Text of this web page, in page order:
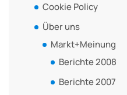
Cookie Policy
Über uns
Markt+Meinung
Berichte 2008
Berichte 2007